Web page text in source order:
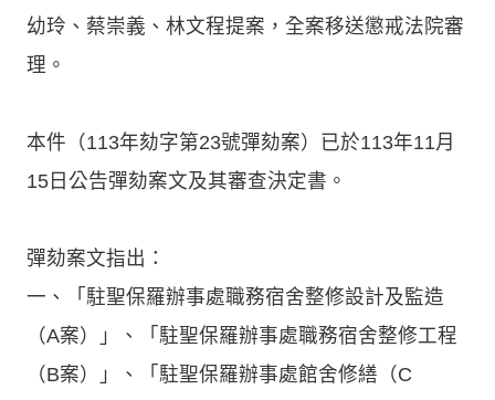
幼玲、蔡崇義、林文程提案，全案移送懲戒法院審
理。
本件（113年劾字第23號彈劾案）已於113年11月
15日公告彈劾案文及其審查決定書。
彈劾案文指出：
一、「駐聖保羅辦事處職務宿舍整修設計及監造
（A案）」、「駐聖保羅辦事處職務宿舍整修工程
（B案）」、「駐聖保羅辦事處館舍修繕（C